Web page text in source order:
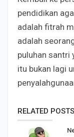
pendidikan
adalah fitrah
adalah
puluhan santri
itu bukan lagi
RELATED POSTS